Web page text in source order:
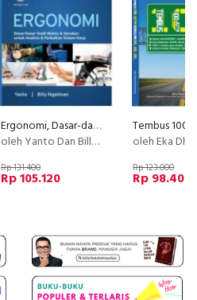
Ergonomi, Dasar-dasar Studi Waktu Dan Gerakan Untuk Analisis Dan Perbaikan Sistem Kerja
oleh Yanto Dan Billy Ngaliman
Rp 131.400
Rp 105.120
oleh Eka Dharma
Rp 123.000
Rp 98.400